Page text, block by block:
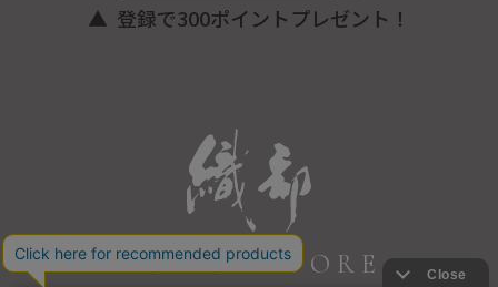
ONLINE STORE
登録で300ポイントプレゼント！